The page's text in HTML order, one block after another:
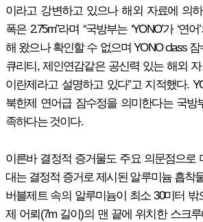
이라고 강변하고 있으나 해외 자료에 의
폭은 2.75m”라며 “국방부는 ‘YONO’가 ‘연
해 왔으나 확인할 수 없으며 YONO class
큐리티, 제인연감같은 공신력 있는 해외
이란제라고 설명하고 있다”고 지적했다.
북한제 연어급 잠수정을 의미한다는 국방
족하다는 것이다.
이른바 결정적 증거물도 주요 의문점으로
대는 결정적 증거로 제시된 알루미늄 흡착
버블제트 속의 알루미늄이 최소 30미터
제 어뢰(7m 길이)의 맨 끝에 위치한 스크